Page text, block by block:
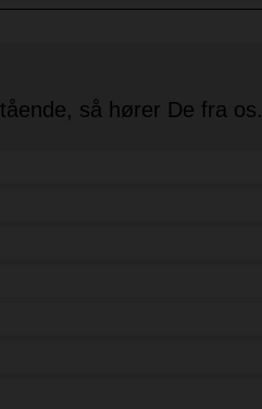
så hører De fra os.